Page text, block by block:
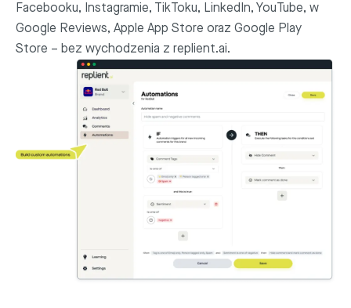
Facebooku, Instagramie, TikToku, LinkedIn, YouTube, w
Google Reviews, Apple App Store oraz Google Play
Store – bez wychodzenia z replient.ai.